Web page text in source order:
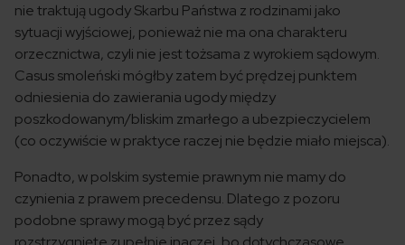
nie traktują ugody Skarbu Państwa z rodzinami jako
sytuacji wyjściowej, ponieważ nie ma ona charakteru
orzecznictwa, czyli nie jest tożsama z wyrokiem sądowym.
Casus smoleński mógłby zatem być prędzej punktem
odniesienia do zawierania ugody między
poszkodowanym/bliskim zmarłego a ubezpieczycielem
(co oczywiście w praktyce raczej nie będzie miało miejsca).
Ponadto, w polskim systemie prawnym nie mamy do
czynienia z prawem precedensu. Dlatego z pozoru
podobne sprawy mogą być przez sądy